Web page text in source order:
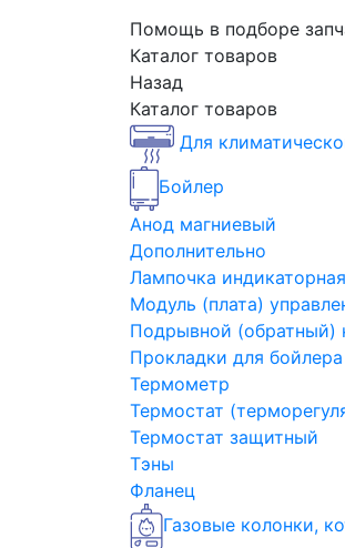
Помощь в подборе
Каталог товаров
Назад
Каталог товаров
Для
Бойлер
Анод магниевый
Дополнительно
Лампочка индикаторная
Модуль (плата)
Подрывной (обратный)
Прокладки для бойлера
Термометр
Термостат
Термостат защитный
Тэны
Фланец
Газовые колонки,